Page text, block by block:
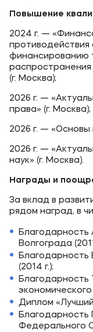
Повышение
2024 г. —
финансированию
распространения
(г. Москва);
2026 г. —
права» (г. Москва);
2026 г. — «Основы
2026 г. —
наук» (г. Москва).
Награды и
За вклад в
рядом наград, в
Благодарность
Волгограда (2011
Благодарность
(2014 г.);
Благодарность
Диплом
Благодарность
Федерального